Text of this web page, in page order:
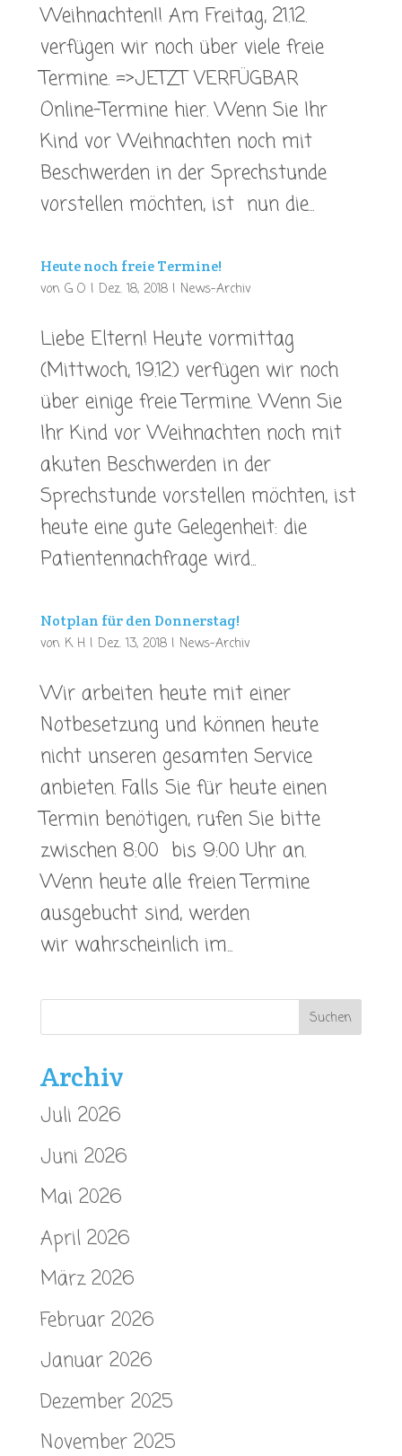
Weihnachten!! Am Freitag, 21.12.
verfügen wir noch über viele freie
Termine. =>JETZT VERFÜGBAR
Online-Termine hier. Wenn Sie Ihr
Kind vor Weihnachten noch mit
Beschwerden in der Sprechstunde
vorstellen möchten, ist nun die...
Heute noch freie Termine!
von G O | Dez. 18, 2018| News-Archiv
Liebe Eltern! Heute vormittag
(Mittwoch, 19.12.) verfügen wir noch
über einige freie Termine. Wenn Sie
Ihr Kind vor Weihnachten noch mit
akuten Beschwerden in der
Sprechstunde vorstellen möchten, ist
heute eine gute Gelegenheit: die
Patientennachfrage wird...
Notplan für den Donnerstag!
von K H| Dez. 13, 2018| News-Archiv
Wir arbeiten heute mit einer
Notbesetzung und können heute
nicht unseren gesamten Service
anbieten. Falls Sie für heute einen
Termin benötigen, rufen Sie bitte
zwischen 8:00 bis 9:00 Uhr an.
Wenn heute alle freien Termine
ausgebucht sind, werden
wir wahrscheinlich im...
Archiv
Juli 2026
Juni 2026
Mai 2026
April 2026
März 2026
Februar 2026
Januar 2026
Dezember 2025
November 2025